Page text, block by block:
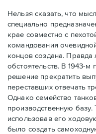
Нельзя сказать, что
специально
крае совместно с
командования
концов создана.
обстоятельств. В 1943-
решение прекратить
переставших отвечать
Однако семейство
производственную
использовав его
было создать